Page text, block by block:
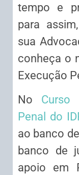
tempo e
para
sua
conheça o
Execução
No Curso
Penal do
ao banco
banco de
apoio em